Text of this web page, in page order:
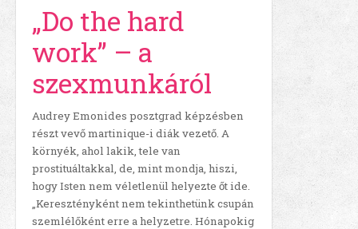
„Do the hard
work” – a
szexmunkáról
Audrey Emonides posztgrad képzésben
részt vevő martinique-i diák vezető. A
környék, ahol lakik, tele van
prostituáltakkal, de, mint mondja, hiszi,
hogy Isten nem véletlenül helyezte őt ide.
„Keresztényként nem tekinthetünk csupán
szemlélőként erre a helyzetre. Hónapokig